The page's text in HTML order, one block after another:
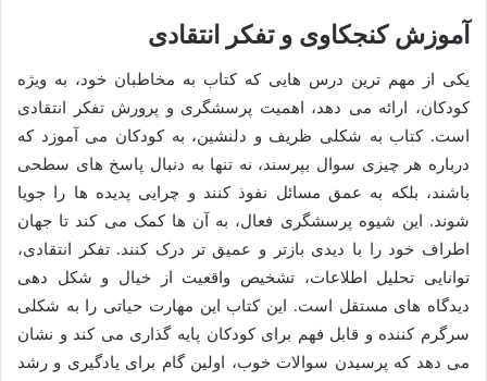
آموزش کنجکاوی و تفکر انتقادی
یکی از مهم ترین درس هایی که کتاب به مخاطبان خود، به ویژه
کودکان، ارائه می دهد، اهمیت پرسشگری و پرورش تفکر انتقادی
است. کتاب به شکلی ظریف و دلنشین، به کودکان می آموزد که
درباره هر چیزی سوال بپرسند، نه تنها به دنبال پاسخ های سطحی
باشند، بلکه به عمق مسائل نفوذ کنند و چرایی پدیده ها را جویا
شوند. این شیوه پرسشگری فعال، به آن ها کمک می کند تا جهان
اطراف خود را با دیدی بازتر و عمیق تر درک کنند. تفکر انتقادی،
توانایی تحلیل اطلاعات، تشخیص واقعیت از خیال و شکل دهی
دیدگاه های مستقل است. این کتاب این مهارت حیاتی را به شکلی
سرگرم کننده و قابل فهم برای کودکان پایه گذاری می کند و نشان
می دهد که پرسیدن سوالات خوب، اولین گام برای یادگیری و رشد